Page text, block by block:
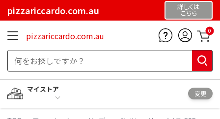
pizzariccardo.com.au 詳しくは
こちら
pizzariccardo.com.au 0
マイストア
変更